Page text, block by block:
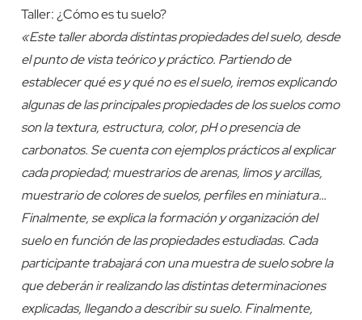
Taller: ¿Cómo es tu suelo?
«Este taller aborda distintas propiedades del suelo, desde
el punto de vista teórico y práctico. Partiendo de
establecer qué es y qué no es el suelo, iremos explicando
algunas de las principales propiedades de los suelos como
son la textura, estructura, color, pH o presencia de
carbonatos. Se cuenta con ejemplos prácticos al explicar
cada propiedad; muestrarios de arenas, limos y arcillas,
muestrario de colores de suelos, perfiles en miniatura…
Finalmente, se explica la formación y organización del
suelo en función de las propiedades estudiadas. Cada
participante trabajará con una muestra de suelo sobre la
que deberán ir realizando las distintas determinaciones
explicadas, llegando a describir su suelo. Finalmente,